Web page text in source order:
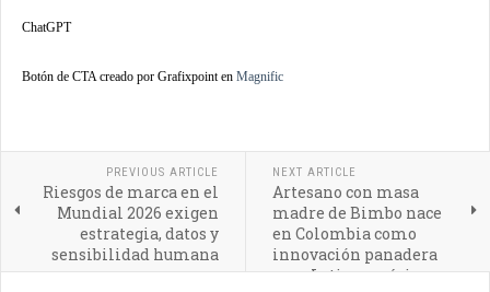
ChatGPT
Botón de CTA creado por Grafixpoint en Magnific
PREVIOUS ARTICLE
Riesgos de marca en el
Mundial 2026 exigen
estrategia, datos y
sensibilidad humana
NEXT ARTICLE
Artesano con masa
madre de Bimbo nace
en Colombia como
innovación panadera
para Latinoamérica